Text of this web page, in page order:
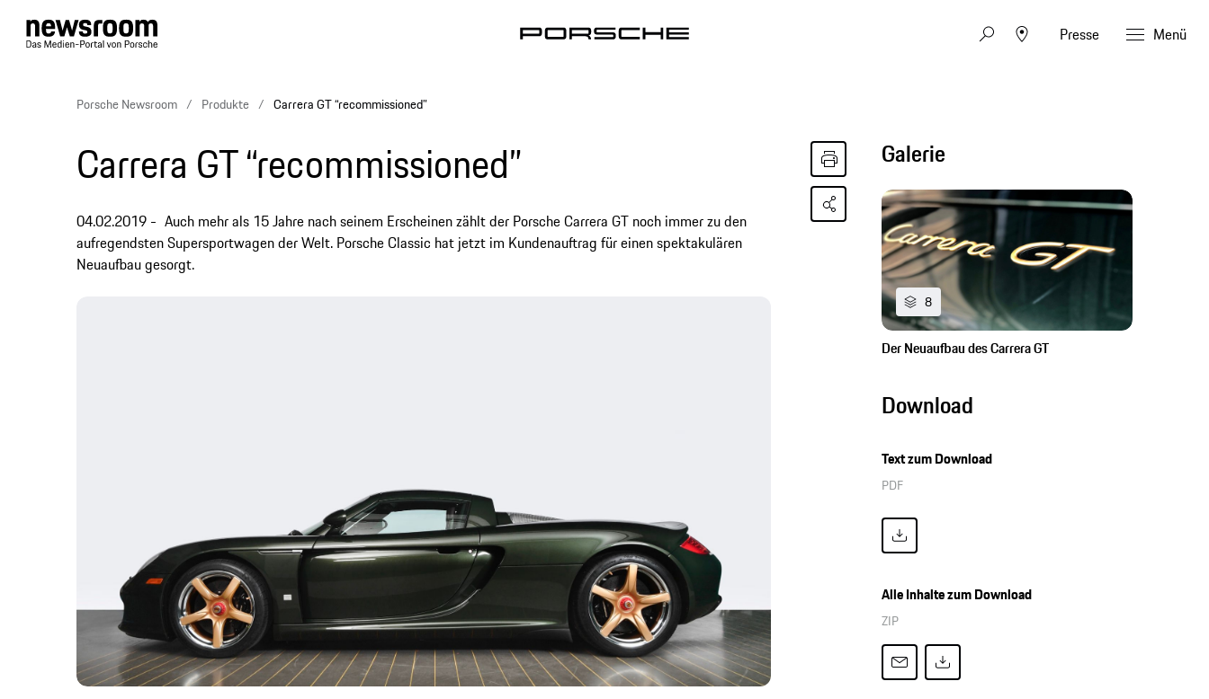
Presse Menü
Porsche Newsroom Produkte Carrera GT “recommissioned”
Carrera GT “recommissioned”
04.02.2019
Auch mehr als 15 Jahre nach seinem Erscheinen zählt der Porsche Carrera GT noch immer zu den
aufregendsten Supersportwagen der Welt. Porsche Classic hat jetzt im Kundenauftrag für einen spektakulären
Neuaufbau gesorgt.
Galerie
8
Der Neuaufbau des Carrera GT
Download
Text zum Download
PDF
Alle Inhalte zum Download
ZIP